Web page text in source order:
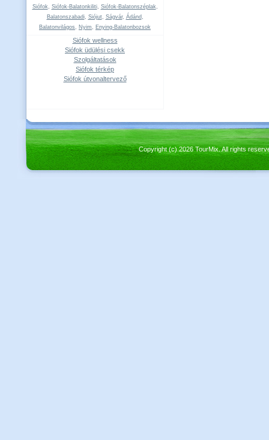
Siófok, Siófok-Balatonkiliti, Siófok-Balatonszéplak,
Balatonszabadi, Siójut, Ságvár, Ádánd,
Balatonvilágos, Nyim, Enying-Balatonbozsok
Siófok wellness
Siófok üdülési csekk
Szolgáltatások
Siófok térkép
Siófok útvonaltervező
Copyright (c) 2026 TourMix. All rights